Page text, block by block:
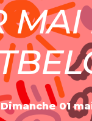
Dimanche 01